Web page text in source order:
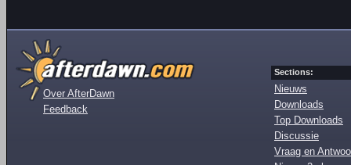
Over AfterDawn
Feedback
Sections:
Nieuws
Downloads
Top Downloads
Discussie
Vraag en